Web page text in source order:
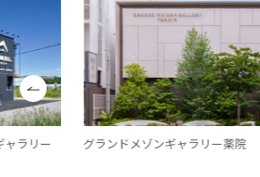
リー グランドメゾンギャラリー薬院